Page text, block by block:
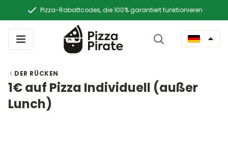
Pizza-Rabattcodes, die 100% garantiert funktionieren
DER RÜCKEN
1€ auf Pizza Individuell (außer
Lunch)